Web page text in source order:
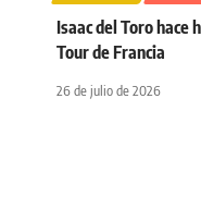
Isaac del Toro hace
Tour de Francia
26 de julio de 2026